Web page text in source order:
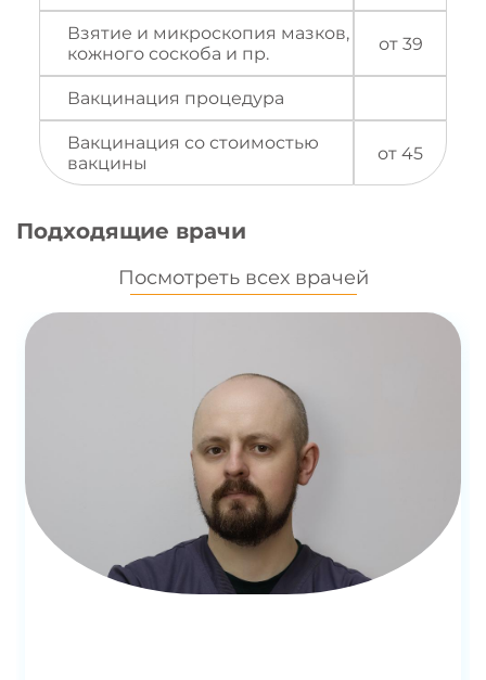
Взятие и микроскопия мазков,
кожного соскоба и пр.
от 39
Вакцинация процедура
Вакцинация со стоимостью
вакцины
от 45
Подходящие врачи
Посмотреть всех врачей